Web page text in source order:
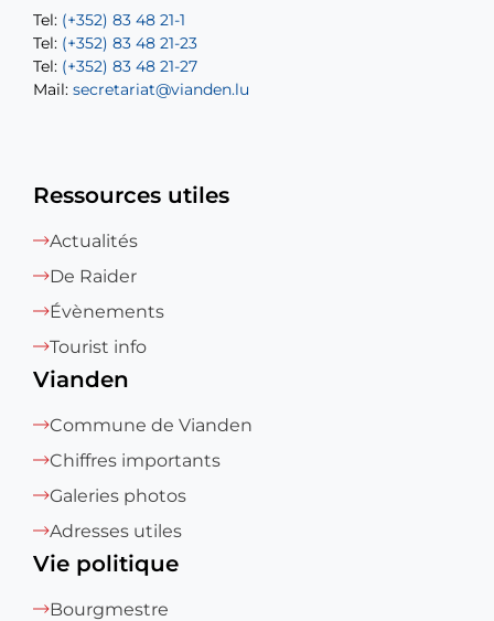
Tel: (+352) 83 48 21-1
Tel: (+352) 83 48 21-23
Tel: (+352) 83 48 21-27
Mail: secretariat@vianden.lu
Tel: (+352) 83 48 21-20
Tel: (+352) 83 48 21-22
Mail:sofia.carvalho@vianden.lu
Mail: diane.storn@vianden.lu
Ressources utiles
Actualités
De Raider
Évènements
Tourist info
Vianden
Commune de Vianden
Chiffres importants
Galeries photos
Adresses utiles
Vie politique
Bourgmestre